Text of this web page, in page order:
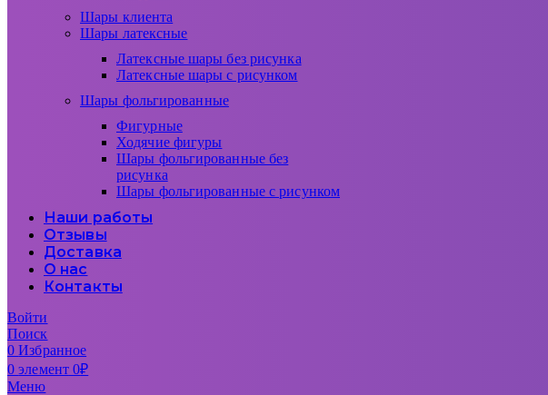
Шары клиента
Шары латексные
Латексные шары без рисунка
Латексные шары с рисунком
Шары фольгированные
Фигурные
Ходячие фигуры
Шары фольгированные без
рисунка
Шары фольгированные с рисунком
Наши работы
Отзывы
Доставка
О нас
Контакты
Войти
Поиск
0Избранное
0элемент 0₽
Меню